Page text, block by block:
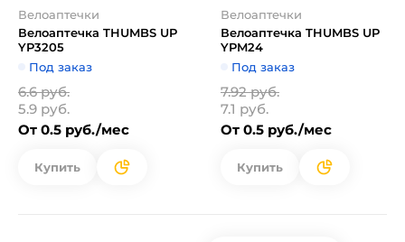
Велоаптечки
Велоаптечка THUMBS UP
YP3205
Под заказ
6.6 руб.
5.9 руб.
От 0.5 руб./мес
Купить
Велоаптечки
Велоаптечка THUMBS UP
YPM24
Под заказ
7.92 руб.
7.1 руб.
От 0.5 руб./мес
Купить